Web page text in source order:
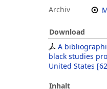
Archiv
Download
A
black studies
United States [
Inhalt